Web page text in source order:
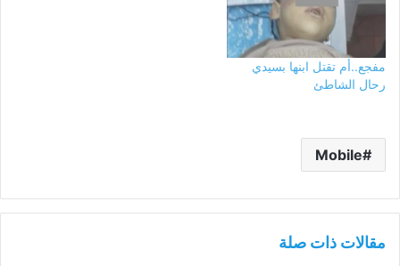
مفجع..أم تقتل ابنها بسيدي
رحال الشاطئ
Mobile
مقالات ذات صلة